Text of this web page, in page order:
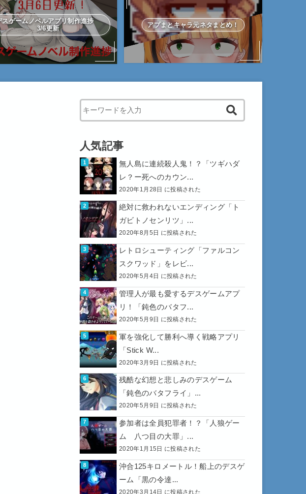
スゲームノベルアプリ制作進捗
3/6更新
アプまとキャラ元ネタまとめ！
When autocomplete results are available use up and down
人気記事
無人島に連続殺人鬼！？「ツギハダ
レ？ー死へのカウン...
2020年1月28日 に投稿された
絶対に救われないエンディング「ト
ガビトノセンリツ」...
2020年8月5日 に投稿された
レトロシューティング「ファルコン
スクワッド」をレビ...
2020年5月4日 に投稿された
管理人が最も愛するデスゲームアプ
リ！「鈍色のバタフ...
2020年5月9日 に投稿された
軍を強化して勝利へ導く戦略アプリ
「Stick W...
2020年3月9日 に投稿された
残酷な幻想と悲しみのデスゲーム
「鈍色のバタフライ」...
2020年5月9日 に投稿された
参加者は全員犯罪者！？「人狼ゲー
ム 八つ目の大罪」...
2020年1月15日 に投稿された
沖合125キロメートル！船上のデスゲ
ーム「黒の令達...
2020年3月14日 に投稿された